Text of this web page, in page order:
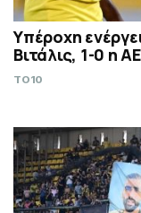
Υπέροχη
Βιτάλις, 1-0 η
TO10